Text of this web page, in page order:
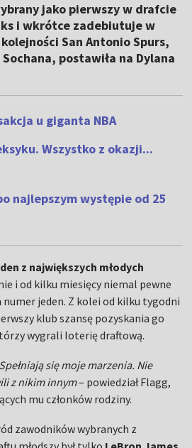
jako pierwszy w drafcie
i wkrótce zadebiutuje w
San Antonio Spurs,
postawiła na Dylana
u giganta NBA
Wszystko z okazji...
najlepszym występie od 25
z największych młodych
i od kilku miesięcy niemal pewne
numer jeden. Z kolei od kilku tygodni
klub szansę pozyskania go
wygrali loterię draftową.
się moje marzenia. Nie
z nikim innym– powiedział Flagg,
mu członków rodziny.
zawodników wybranych z